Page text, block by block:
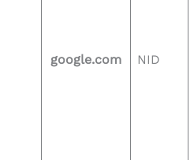
google.com NID